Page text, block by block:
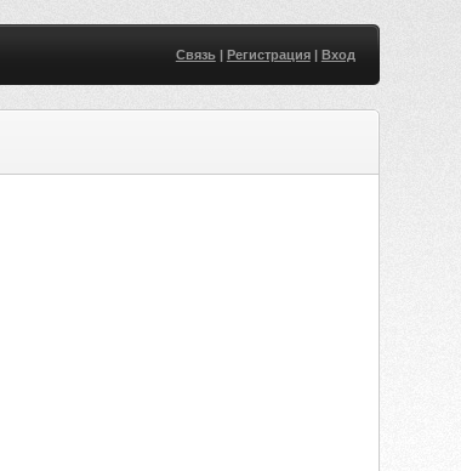
Связь| Регистрация| Вход